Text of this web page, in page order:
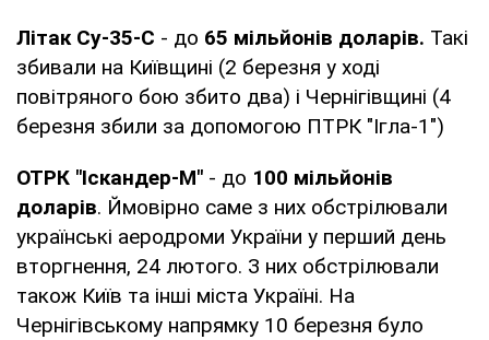
Літак Су-35-С - до 65 мільйонів доларів. Такі
збивали на Київщині (2 березня у ході
повітряного бою збито два) і Чернігівщині (4
березня збили за допомогою ПТРК "Ігла-1")
ОТРК "Іскандер-М" - до 100 мільйонів
доларів. Ймовірно саме з них обстрілювали
українські аеродроми України у перший день
вторгнення, 24 лютого. З них обстрілювали
також Київ та інші міста Україні. На
Чернігівському напрямку 10 березня було